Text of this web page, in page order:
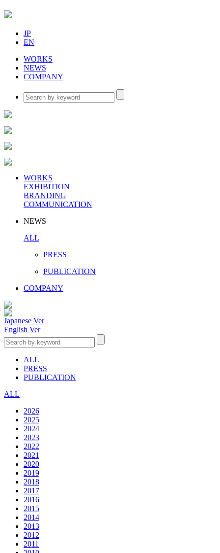
JP
EN
WORKS
NEWS
COMPANY
WORKS
EXHIBITION
BRANDING
COMMUNICATION
NEWS
ALL
PRESS
PUBLICATION
COMPANY
Japanese Ver
English Ver
ALL
PRESS
PUBLICATION
ALL
2026
2025
2024
2023
2022
2021
2020
2019
2018
2017
2016
2015
2014
2013
2012
2011